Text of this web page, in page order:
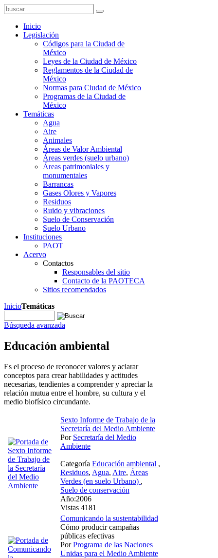
Inicio
Legislación
Códigos para la Ciudad de
México
Leyes de la Ciudad de México
Reglamentos de la Ciudad de
México
Normas para Ciudad de México
Programas de la Ciudad de
México
Temáticas
Agua
Aire
Animales
Áreas de Valor Ambiental
Áreas verdes (suelo urbano)
Áreas patrimoniales y
monumentales
Barrancas
Gases Olores y Vapores
Residuos
Ruido y vibraciones
Suelo de Conservación
Suelo Urbano
Instituciones
PAOT
Acervo
Contactos
Responsables del sitio
Contacto de la PAOTECA
Sitios recomendados
InicioTemáticas
Búsqueda avanzada
Educación ambiental
Es el proceso de reconocer valores y aclarar
conceptos para crear habilidades y actitudes
necesarias, tendientes a comprender y apreciar la
relación mutua entre el hombre, su cultura y el
medio biofísico circundante.
Sexto Informe de Trabajo de la
Secretaría del Medio Ambiente
Por Secretaría del Medio
Ambiente
Categoría Educación ambiental ,
Residuos, Agua, Aire, Áreas
Verdes (en suelo Urbano) ,
Suelo de conservación
Año:2006
Vistas 4181
Comunicando la sustentabilidad
Cómo producir campañas
públicas efectivas
PorPrograma de las Naciones
Unidas para el Medio Ambiente